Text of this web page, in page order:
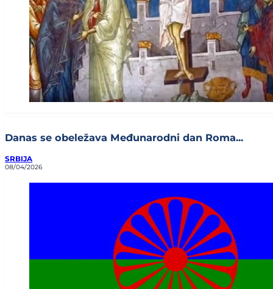
Danas se obeležava Međunarodni dan Roma...
SRBIJA
08/04/2026